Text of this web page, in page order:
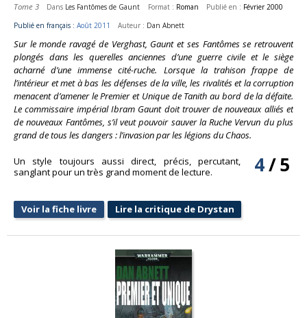
Tome 3
Dans Les Fantômes de Gaunt Format : Roman Publié en : Février 2000
Publié en français : Août 2011 Auteur : Dan Abnett
Sur le monde ravagé de Verghast, Gaunt et ses Fantômes se retrouvent
plongés dans les querelles anciennes d’une guerre civile et le siège
acharné d’une immense cité-ruche. Lorsque la trahison frappe de
l’intérieur et met à bas les défenses de la ville, les rivalités et la corruption
menacent d’amener le Premier et Unique de Tanith au bord de la défaite.
Le commissaire impérial Ibram Gaunt doit trouver de nouveaux alliés et
de nouveaux Fantômes, s’il veut pouvoir sauver la Ruche Vervun du plus
grand de tous les dangers : l’invasion par les légions du Chaos.
4/5
Un style toujours aussi direct, précis, percutant,
sanglant pour un très grand moment de lecture.
Voir la fiche livre Lire la critique de Drystan